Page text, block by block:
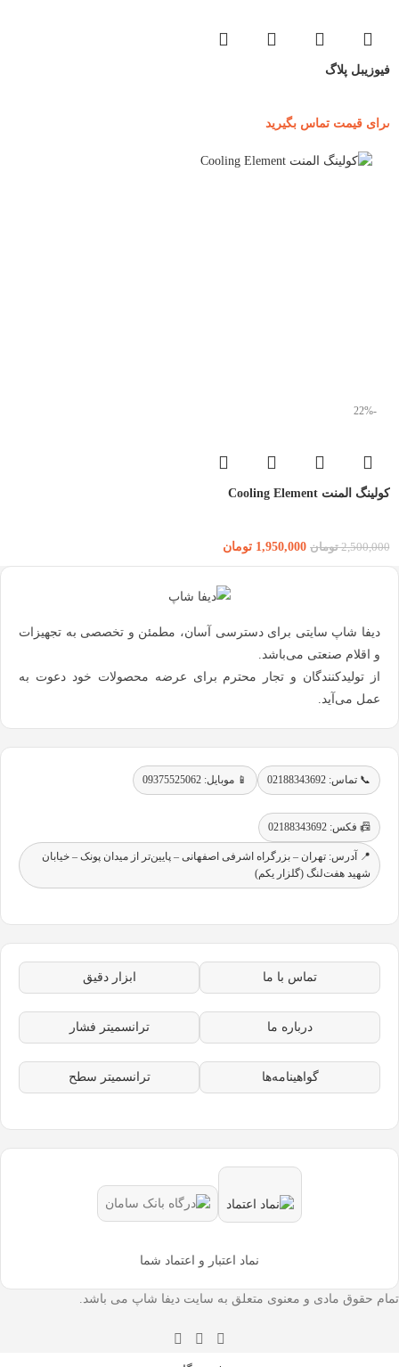
فیوزیبل پلاگ
برای قیمت تماس بگیرید
-22%
کولینگ المنت Cooling Element
2,500,000 تومان 1,950,000 تومان
دیفا شاپ سایتی برای دسترسی آسان، مطمئن و تخصصی به تجهیزات
و اقلام صنعتی می‌باشد.
از تولیدکنندگان و تجار محترم برای عرضه محصولات خود دعوت به
عمل می‌آید.
📞 تماس: 02188343692 📱 موبایل: 09375525062
📠 فکس: 02188343692
📍 آدرس: تهران – بزرگراه اشرفی اصفهانی – پایین‌تر از میدان پونک – خیابان
شهید هفت‌لنگ (گلزار یکم)
تماس با ما
درباره ما
گواهینامه‌ها
ابزار دقیق
ترانسمیتر فشار
ترانسمیتر سطح
نماد اعتبار و اعتماد شما
تمام حقوق مادی و معنوی متعلق به سایت دیفا شاپ می باشد.